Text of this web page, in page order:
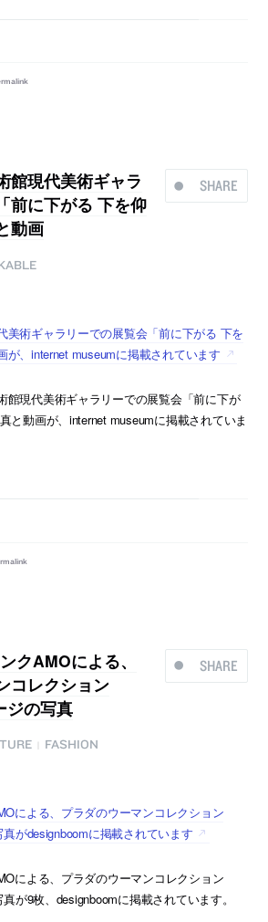
SHARE
館現代美術ギャラ
前に下がる 下を仰
動画
美術ギャラリーでの展覧会「前に下がる 下を
が、internet museumに掲載されています
館現代美術ギャラリーでの展覧会「前に下が
と動画が、internet museumに掲載されていま
SHARE
クAMOによる、
コレクション
ジの写真
FASHION
による、プラダのウーマンコレクション
がdesignboomに掲載されています
による、プラダのウーマンコレクション
が9枚、designboomに掲載されています。